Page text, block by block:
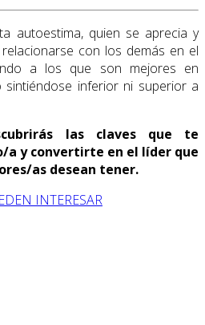
autoestima, quien se aprecia y
con los demás en el
a los que son mejores en
sintiéndose inferior ni superior a
las claves que te
y convertirte en el líder que
as desean tener.
INTERESAR